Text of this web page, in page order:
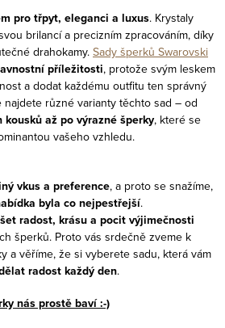
pro třpyt, eleganci a luxus. Krystaly
brilancí a precizním zpracováním, díky
drahokamy. Sady šperků Swarovski
příležitosti, protože svým leskem
a dodat každému outfitu ten správný
najdete různé varianty těchto sad – od
až po výrazné šperky, které se
vašeho vzhledu.
vkus a preference, a proto se snažíme,
byla co nejpestřejší.
radost, krásu a pocit výjimečnosti
šperků. Proto vás srdečně zveme k
a věříme, že si vyberete sadu, která vám
radost každý den.
nás prostě baví :-)